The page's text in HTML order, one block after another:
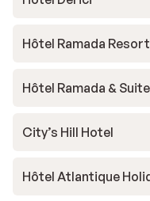
Hôtel Ramada
Hôtel Ramada &
City’s Hill Hotel
Hôtel Atlantique